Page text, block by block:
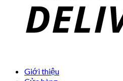
Giới thiệu